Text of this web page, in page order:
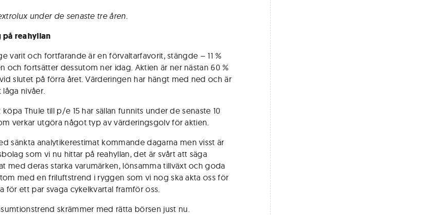
under de senaste tre åren.
reahyllan
varit och fortfarande är en förvaltarfavorit, stängde – 11 %
och fortsätter dessutom ner idag. Aktien är ner nästan 60 %
slutet på förra året. Värderingen har hängt med ned och är
nivåer.
Thule till p/e 15 har sällan funnits under de senaste 10
verkar utgöra något typ av värderingsgolv för aktien.
sänkta analytikerestimat kommande dagarna men visst är
som vi nu hittar på reahyllan, det är svårt att säga
med deras starka varumärken, lönsamma tillväxt och goda
med en friluftstrend i ryggen som vi nog ska akta oss för
för ett par svaga cykelkvartal framför oss.
skrämmer med rätta börsen just nu.